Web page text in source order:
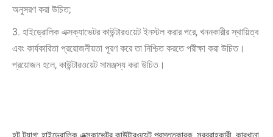
অনুসরণ করা উচিত;
3. হাইড্রোলিক এক্সক্যাভেটর কাউন্টারওয়েট ইনস্টল করার পরে, খননকারীর স্থায়িত্ব
এবং কার্যকারিতা প্রয়োজনীয়তা পূরণ করে তা নিশ্চিত করতে পরীক্ষা করা উচিত।
প্রয়োজন হলে, কাউন্টারওয়েট সামঞ্জস্য করা উচিত।